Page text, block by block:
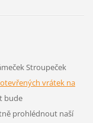
Stroupeček
vrátek na
bude
prohlédnout naší